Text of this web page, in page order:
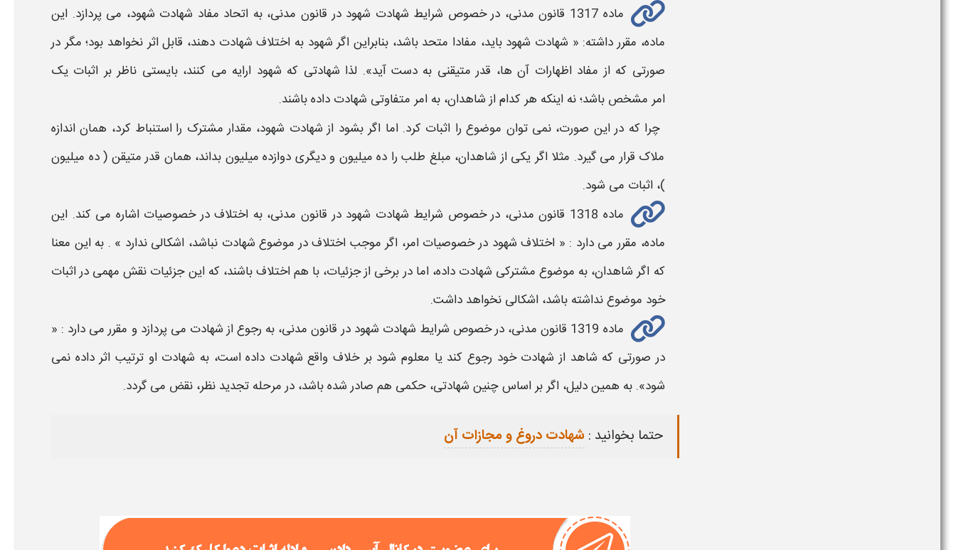
ماده 1317
قانون مدنی، در خصوص شرایط شهادت شهود در قانون مدنی،به اتحاد مفاد شهادت شهود، می پردازد. این
ماده، مقرر داشته: « شهادت شهودباید، مفادا متحد باشد، بنابراین اگر شهود به اختلاف شهادت دهند، قابل اثر نخواهد بود؛ مگر در
صورتی که از مفاد اظهارات آن ها، قدر متیقنی به دست آید». لذا شهادتی که شهود ارایه می کنند، بایستی ناظر بر اثبات یک
امر مشخص باشد؛ نه اینکه هر کدام از شاهدان، به امر متفاوتی شهادت داده باشند.
چرا که در این صورت، نمی توان موضوع را اثبات کرد. اما اگر بشود از شهادت شهود، مقدار مشترک را استنباط کرد، همان اندازه
ملاک قرار می گیرد. مثلا اگر یکی از شاهدان، مبلغ طلب را ده میلیون و دیگری دوازده میلیون بداند، همان قدر متیقن ( ده میلیون
)، اثبات می شود.
ماده 1318
قانون مدنی، در خصوص شرایط شهادت شهود در قانون مدنی، به اختلاف در خصوصیاتاشاره می کند. این
ماده، مقرر می دارد : « اختلاف شهود در خصوصیات امر، اگر موجب اختلاف در موضوع شهادتنباشد، اشکالی ندارد » . به این معنا
که اگر شاهدان، به موضوع مشترکی شهادتداده، اما در برخی از جزئیات، با هم اختلاف باشند، که این جزئیات نقش مهمی در اثبات
خود موضوع نداشته باشد، اشکالی نخواهد داشت.
ماده 1319
قانون مدنی، در خصوص شرایط شهادت شهود در قانون مدنی، به رجوع از شهادت می پردازد و مقرر می دارد : «
در صورتی که شاهد از شهادتخود رجوع کند یا معلوم شود بر خلاف واقع شهادت داده است، به شهادت او ترتیب اثر داده نمی
شود». به همین دلیل، اگر بر اساس چنین شهادتی، حکمی هم صادر شده باشد، در مرحله تجدید نظر، نقض می گردد.
حتما بخوانید : شهادت دروغ و مجازات آن